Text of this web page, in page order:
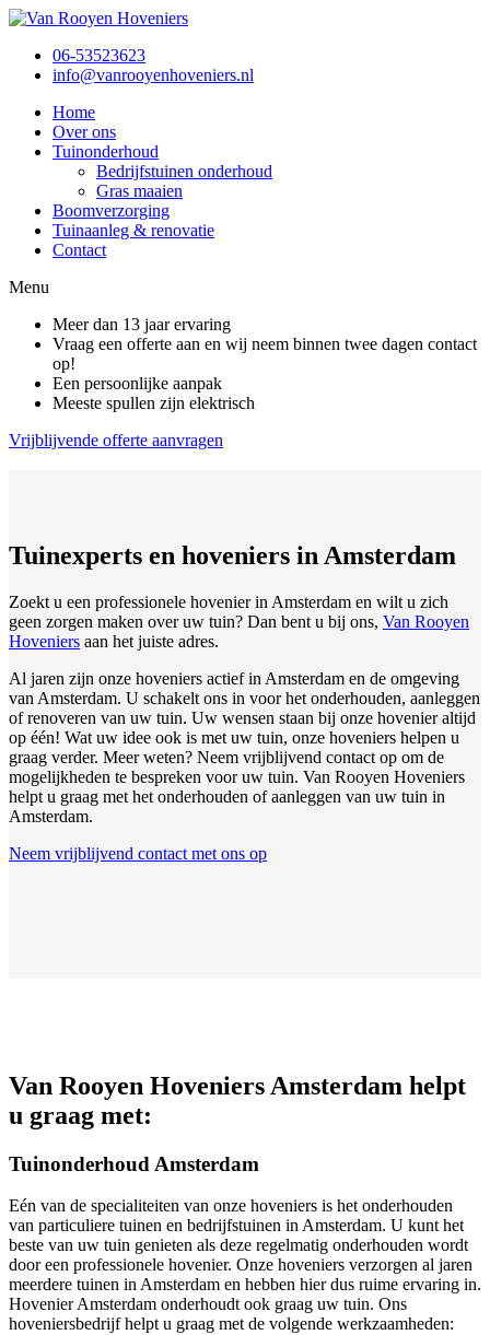
06-53523623
info@vanrooyenhoveniers.nl
Home
Over ons
Tuinonderhoud
Bedrijfstuinen onderhoud
Gras maaien
Boomverzorging
Tuinaanleg & renovatie
Contact
Menu
Meer dan 13 jaar ervaring
Vraag een offerte aan en wij neem binnen twee dagen contact
op!
Een persoonlijke aanpak
Meeste spullen zijn elektrisch
Vrijblijvende offerte aanvragen
Tuinexperts en hoveniers in Amsterdam
Zoekt u een professionele hovenier in Amsterdam en wilt u zich
geen zorgen maken over uw tuin? Dan bent u bij ons, Van Rooyen
Hoveniers aan het juiste adres.
Al jaren zijn onze hoveniers actief in Amsterdam en de omgeving
van Amsterdam. U schakelt ons in voor het onderhouden, aanleggen
of renoveren van uw tuin. Uw wensen staan bij onze hovenier altijd
op één! Wat uw idee ook is met uw tuin, onze hoveniers helpen u
graag verder. Meer weten? Neem vrijblijvend contact op om de
mogelijkheden te bespreken voor uw tuin. Van Rooyen Hoveniers
helpt u graag met het onderhouden of aanleggen van uw tuin in
Amsterdam.
Neem vrijblijvend contact met ons op
Van Rooyen Hoveniers Amsterdam helpt
u graag met:
Tuinonderhoud Amsterdam
Eén van de specialiteiten van onze hoveniers is het onderhouden
van particuliere tuinen en bedrijfstuinen in Amsterdam. U kunt het
beste van uw tuin genieten als deze regelmatig onderhouden wordt
door een professionele hovenier. Onze hoveniers verzorgen al jaren
meerdere tuinen in Amsterdam en hebben hier dus ruime ervaring in.
Hovenier Amsterdam onderhoudt ook graag uw tuin. Ons
hoveniersbedrijf helpt u graag met de volgende werkzaamheden: